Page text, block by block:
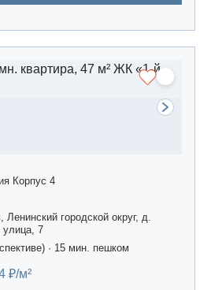
Корпус 4
Ленинский городской округ, д.
улица, 7
· 15 мин. пешком
₽/м²